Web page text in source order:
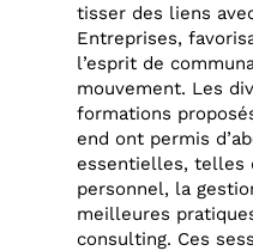
tisser des liens
Entreprises,
l’esprit de
mouvement. Les
formations
end ont permis
essentielles, telles
personnel, la
meilleures
consulting. Ces